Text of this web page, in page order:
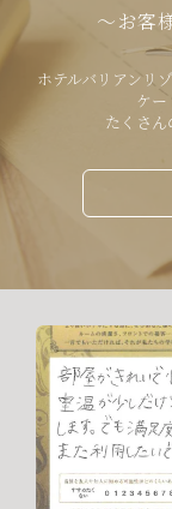
～お客
ホテルバリアンリ
ケ
たくさん